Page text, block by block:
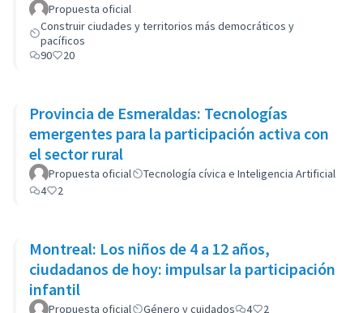
Propuesta oficial
Construir ciudades y territorios más democráticos y
pacíficos
90
20
Provincia de Esmeraldas: Tecnologías
emergentes para la participación activa con
el sector rural
Propuesta oficial
Tecnología cívica e Inteligencia Artificial
4
2
Montreal: Los niños de 4 a 12 años,
ciudadanos de hoy: impulsar la participación
infantil
Propuesta oficial Género y cuidados 4 2